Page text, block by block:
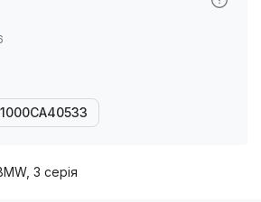
3 серія